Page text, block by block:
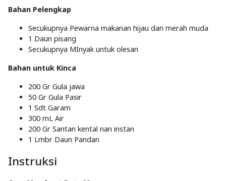
Bahan Pelengkap
Secukupnya Pewarna makanan hijau dan merah muda
1 Daun pisang
Secukupnya MInyak untuk olesan
Bahan untuk Kinca
200 Gr Gula jawa
50 Gr Gula Pasir
1 Sdt Garam
300 mL Air
200 Gr Santan kental nan instan
1 Lmbr Daun Pandan
Instruksi